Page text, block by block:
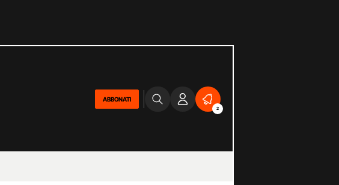
ABBONATI
2